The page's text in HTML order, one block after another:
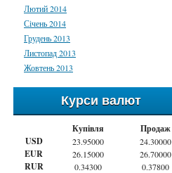
Лютий 2014
Січень 2014
Грудень 2013
Листопад 2013
Жовтень 2013
Курси валют
Купівля
Продаж
USD
23.95000 24.30000
EUR 26.15000 26.70000
RUR 0.34300 0.37800